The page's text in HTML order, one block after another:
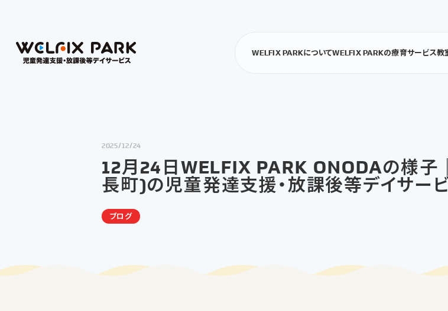
WELFIX PARKについてWELFIX PARKの療育サービス教
2025/12/24
12月24日WELFIX PARK ONODAの様子
長町)の児童発達支援・放課後等デイサー
ブログ